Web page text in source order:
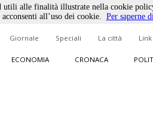
Giornale Speciali La città Link
ECONOMIA CRONACA
alle finalità illustrate nella cookie
all’uso dei cookie. Per saperne